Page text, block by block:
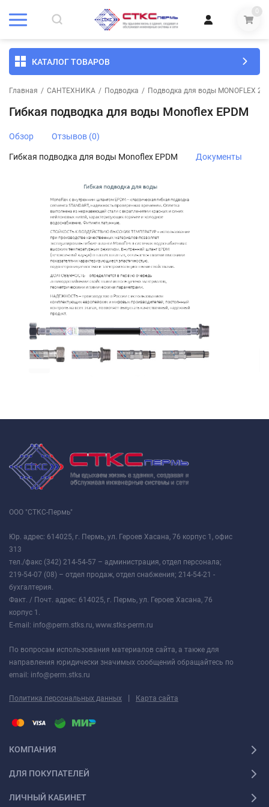
0
КАТАЛОГ ТОВАРОВ
Главная / САНТЕХНИКА / Подводка / Подводка для воды MONOFLEX
Гибкая подводка для воды Monoflex EPDM
Обзор Отзывов (0)
Гибкая подводка для воды Monoflex EPDM Документы
ООО "СТКС-Пермь"
Юр. адрес: 614025, г. Пермь, ул. Героев Хасана, 76 корпус 1, офис
313
тел./факс (342) 214-54-57 – администрация, отдел персонала;
219-54-07 (08) – отдел продаж, отдел снабжения; 214-54-21 -
бухгалтерия.
Факт. / Почт. адрес: 614025, г. Пермь, ул. Героев Хасана, 76
корпус 1.
E-mail: info@perm.stks.ru, www.stks-perm.ru
По вопросам использования материалов сайта, а также для
направления юридически значимых сообщений обращайтесь по
email: info@perm.stks.ru
Политика персональных данных | Карта сайта
КОМПАНИЯ
ДЛЯ ПОКУПАТЕЛЕЙ
ЛИЧНЫЙ КАБИНЕТ